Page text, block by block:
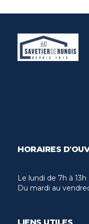
HORAIRES
Le lundi de 7h à 13h
Du mardi au